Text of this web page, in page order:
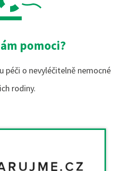
pomoci?
péči o nevyléčitelně nemocné
rodiny.